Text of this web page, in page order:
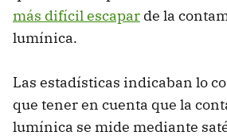
más difícil escapar de la
lumínica.
Las estadísticas indicaban lo
que tener en cuenta que la
lumínica se mide mediante